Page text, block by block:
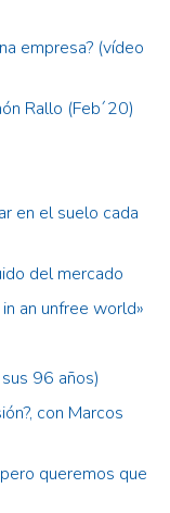
empresa? (vídeo
Rallo (Feb´20)
en el suelo cada
del mercado
an unfree world»
96 años)
con Marcos
queremos que